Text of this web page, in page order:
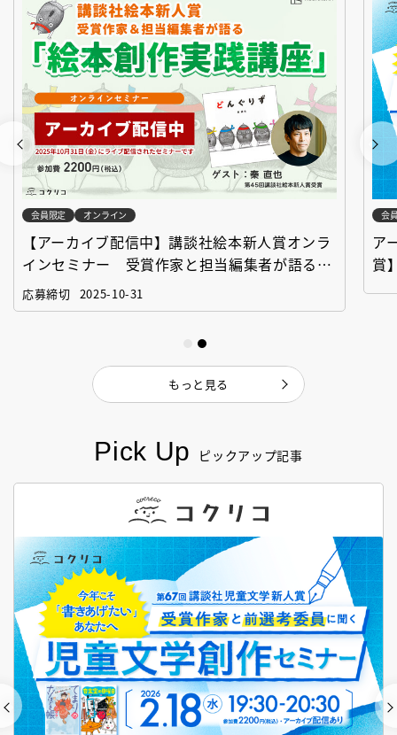
Pick Up ピックアップ記事
会員限定 オンライン
【アーカイブ配信中】講談社絵本新人賞オンラ
インセミナー 受賞作家と担当編集者が語る
「絵本創作実践講座」
応募締切 2025-10-31
会
ア
賞
もっと見る